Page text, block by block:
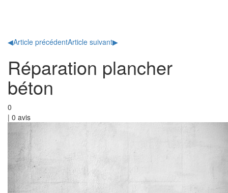
◀Article précédentArticle suivant▶
Réparation plancher
béton
0
| 0 avis